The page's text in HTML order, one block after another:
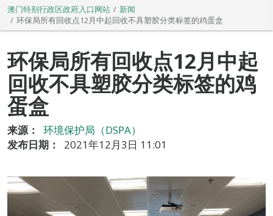
澳门特别行政区政府入口网站
新闻
环保局所有回收点12月中起回收不具塑胶分类标签的鸡蛋盒
环保局所有回收点12月中起
回收不具塑胶分类标签的鸡
蛋盒
来源：
环境保护局（DSPA）
发布日期：
2021年12月3日 11:01